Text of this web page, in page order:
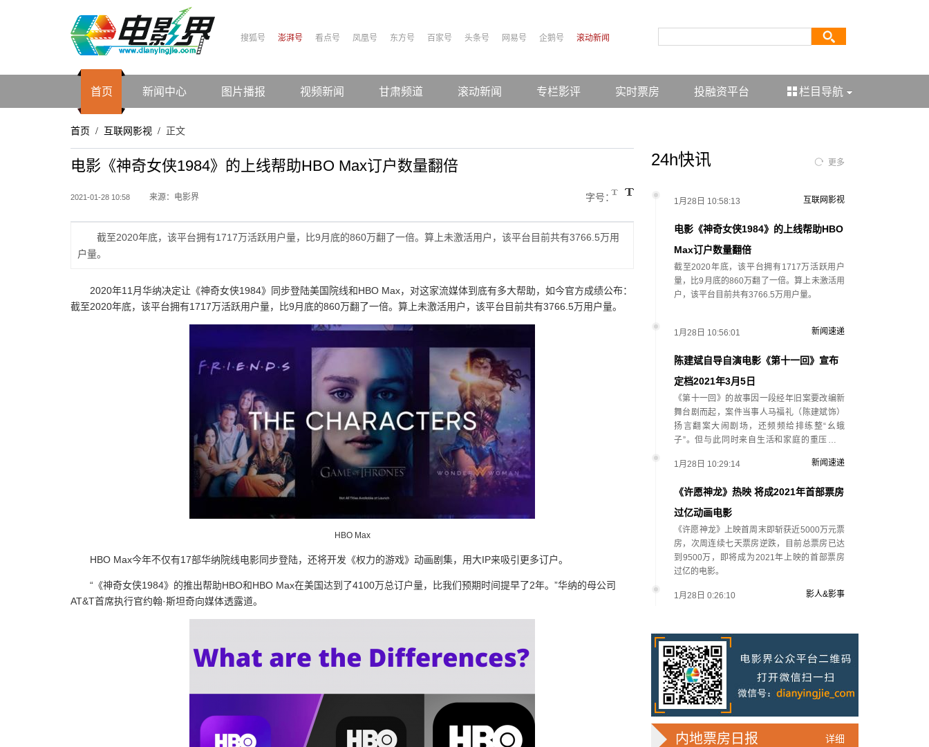
搜狐号 澎湃号 看点号 凤凰号 东方号 百家号 头条号 网易号 企鹅号 滚动新闻
首页 新闻中心 图片播报 视频新闻 甘肃频道 滚动新闻 专栏影评 实时票房 投融资平台 栏目导航
首页 / 互联网影视 / 正文
电影《神奇女侠1984》的上线帮助HBO Max订户数量翻倍
2021-01-28 10:58 来源：电影界 字号：
截至2020年底，该平台拥有1717万活跃用户量，比9月底的860万翻了一倍。算上未激活用户，该平台目前共有3766.5万用
户量。
2020年11月华纳决定让《神奇女侠1984》同步登陆美国院线和HBO Max，对这家流媒体到底有多大帮助，如今官方成绩公布：
截至2020年底，该平台拥有1717万活跃用户量，比9月底的860万翻了一倍。算上未激活用户，该平台目前共有3766.5万用户量。
HBO Max
HBO Max今年不仅有17部华纳院线电影同步登陆，还将开发《权力的游戏》动画剧集，用大IP来吸引更多订户。
“《神奇女侠1984》的推出帮助HBO和HBO Max在美国达到了4100万总订户量，比我们预期时间提早了2年。”华纳的母公司
AT&T首席执行官约翰·斯坦奇向媒体透露道。
24h快讯 更多
1月28日 10:58:13
电影《神奇女侠1984》的上线帮助HBO
Max订户数量翻倍
截至2020年底，该平台拥有1717万活跃用户
量，比9月底的860万翻了一倍。算上未激活用
户，该平台目前共有3766.5万用户量。
互联网影视
1月28日 10:56:01
陈建斌自导自演电影《第十一回》宣布
定档2021年3月5日
《第十一回》的故事因一段经年旧案要改编新
舞台剧而起，案件当事人马福礼（陈建斌饰）
扬言翻案大闹剧场，还频频给排练整“幺蛾
子”。但与此同时来自生活和家庭的重压也不
新闻速递
1月28日 10:29:14
《许愿神龙》热映 将成2021年首部票房
过亿动画电影
《许愿神龙》上映首周末即斩获近5000万元票
房，次周连续七天票房逆跌，目前总票房已达
到9500万，即将成为2021年上映的首部票房
过亿的电影。
新闻速递
1月28日 0:26:10
造谣污蔑
1月27日，范丞丞工作室在微博发布严正声
明，表示捏造“在剧组被拍到女朋友”“有多年圈
外女友”等言论均系造谣污蔑。
影人&影事
影人&影事
详细
内地票房日报